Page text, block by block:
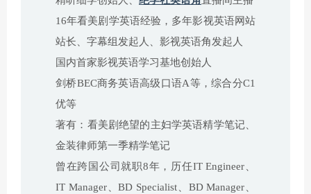
16年看美剧学英语经验，多年影视英语网站
站长、字幕组发起人、影视英语角发起人
国内首家影视英语学习基地创始人
剑桥BEC商务英语高级口语A等，综合分C1
优等
著有：看美剧绝望的主妇学英语精学笔记、
金装律师第一季精学笔记
曾在跨国公司就职8年，历任IT Engineer、
IT Manager、BD Specialist、BD Manager、